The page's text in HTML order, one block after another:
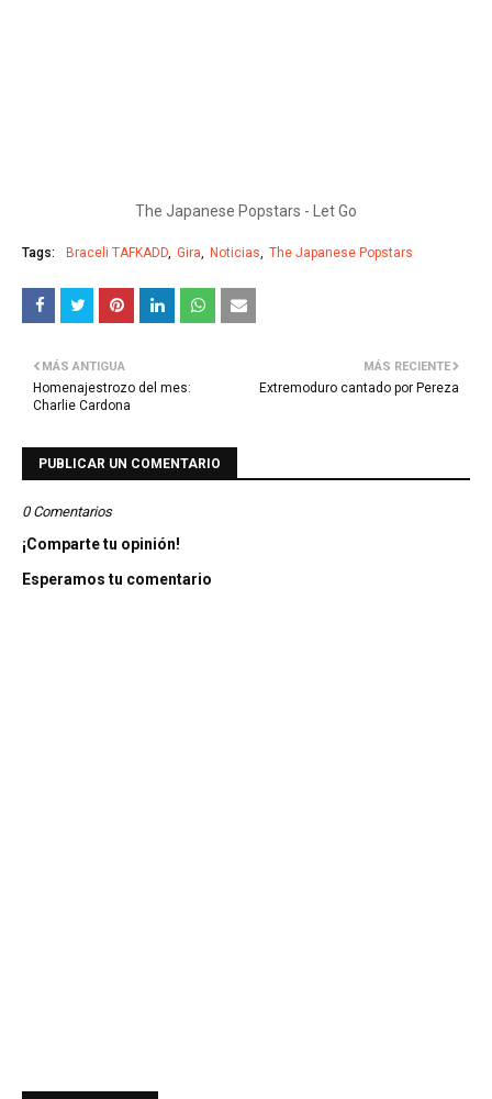
The Japanese Popstars - Let Go
Tags: Braceli TAFKADD Gira Noticias The Japanese Popstars
MÁS RECIENTE
Extremoduro cantado por Pereza
MÁS ANTIGUA
Homenajestrozo del mes:
Charlie Cardona
PUBLICAR UN COMENTARIO
0 Comentarios
¡Comparte tu opinión!
Esperamos tu comentario